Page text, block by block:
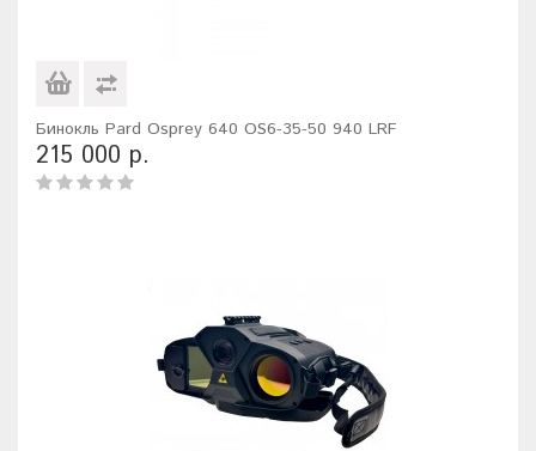
Бинокль Pard Osprey 640 OS6-35-50 940 LRF
215 000 р.